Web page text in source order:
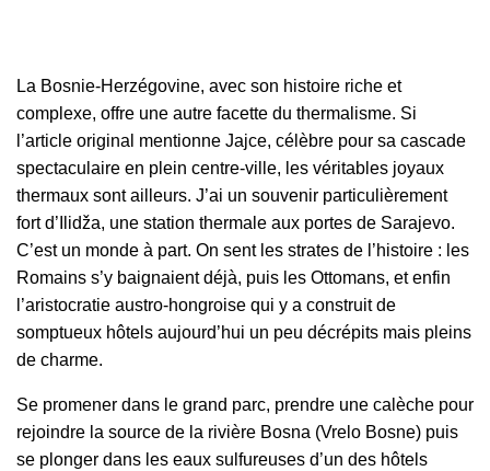
La Bosnie-Herzégovine, avec son histoire riche et
complexe, offre une autre facette du thermalisme. Si
l’article original mentionne Jajce, célèbre pour sa cascade
spectaculaire en plein centre-ville, les véritables joyaux
thermaux sont ailleurs. J’ai un souvenir particulièrement
fort d’Ilidža, une station thermale aux portes de Sarajevo.
C’est un monde à part. On sent les strates de l’histoire : les
Romains s’y baignaient déjà, puis les Ottomans, et enfin
l’aristocratie austro-hongroise qui y a construit de
somptueux hôtels aujourd’hui un peu décrépits mais pleins
de charme.
Se promener dans le grand parc, prendre une calèche pour
rejoindre la source de la rivière Bosna (Vrelo Bosne) puis
se plonger dans les eaux sulfureuses d’un des hôtels